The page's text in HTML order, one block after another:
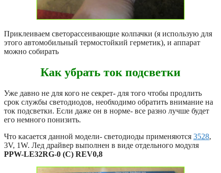
Приклеиваем светорассеивающие колпачки (я использую для
этого автомобильный термостойкий герметик), и аппарат
можно собирать
Как убрать ток подсветки
Уже давно не для кого не секрет- для того чтобы продлить
срок службы светодиодов, необходимо обратить внимание на
ток подсветки. Если даже он в норме- все разно лучше будет
его немного понизить.
Что касается данной модели- светодиоды применяются 3528,
3V, 1W. Лед драйвер выполнен в виде отдельного модуля
PPW-LE32RG-0 (C) REV0,8